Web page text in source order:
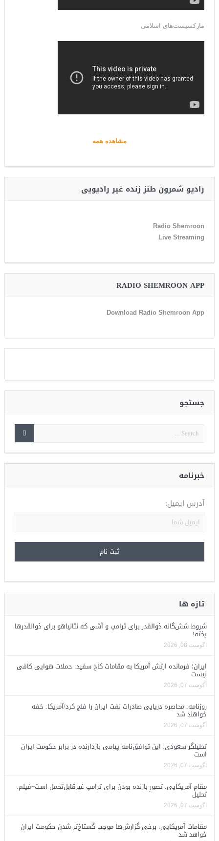
مارکسیست‌های اسلامی
مشاهده همه
رادیو شمرون طنز زنده غیر رادیویی
Radio Shemroon
Live Streaming
RADIO SHEMROON APP
Download Radio Shemroon App
جستجو
خبرنامه
آدرس ایمیل:
تازه ها
شروط شش‌گانه ذوالقدر برای ترامپ و آشی که نتانیاهو برای ذوالقدرها
پخته!
آگوست 08, 2026
ایران؛ فرمانده ارتش آمریکا به مقامات کاخ سفید: حملات هوایی کافی
نیست
آگوست 07, 2026
روزنامه: محاصره دریایی صادرات نفت ایران را فلج کرد/آمریکا: خفه
خواهند شد
آگوست 07, 2026
تحلیلگر سعودی: این توافق‌نامه پیامی بازدارنده در برابر حکومت ایران
است
آگوست 07, 2026
مقام آمریکایی: تصورِ بازنده بودن برای ترامپ غیرقابل‌تحمل است+فیلم:
تحلیل
آگوست 07, 2026
مقامات آمریکایی: برخی گزارش‌ها موجب گستاخ‌تر شدن حکومت ایران
خواهد شد